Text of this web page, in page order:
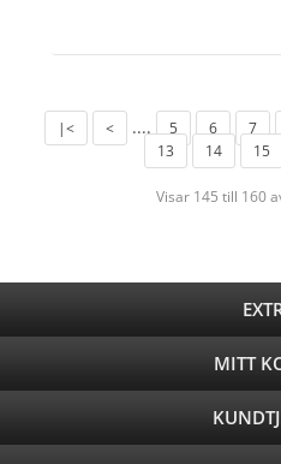
|< < .... 5 6 7
13
14 15
Visar 145 till 160
MITT